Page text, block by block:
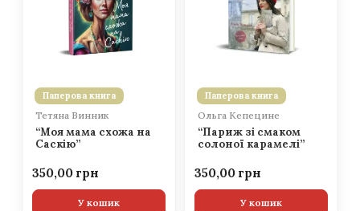
Паперова книга
Тетяна Винник
“Моя мама схожа на
Саскію”
350,00
У кошик
Паперова книга
Ольга Кепецине
“Париж зі смаком
солоної карамелі”
350,00
У кошик